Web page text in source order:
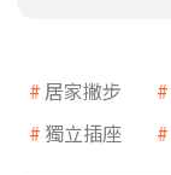
居家撇步
獨立插座